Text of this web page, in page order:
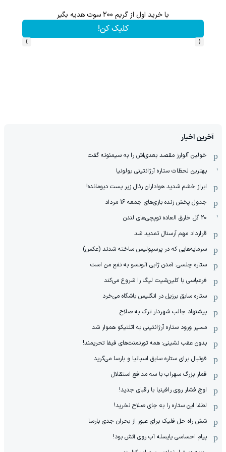
با خرید اول از گریم 200 سوت هدیه بگیر
کلیک کن!
‹
›
آخرین اخبار
خولین آلوارز مقصد بعدی‌اش را به سیمئونه گفت
بهترین لحظات ستاره آرژانتینی بولونیا
ابراز خشم شدید هواداران رئال زیر پست دیومانده!
جدول پخش زنده بازی‌های جمعه 16 مرداد
20 گل خارق العاده توپچی‌های لندن
قرارداد مهم آرسنال تمدید شد
سرمایه‌هایی که در پرسپولیس ساخته شدند (عکس)
ستاره چلسی: آمدن ژابی آلونسو به نفع من است
فرعباسی با کلین‌شیت لیگ را شروع می‌کند
ستاره سابق برزیل در انگلیس باشگاه می‌خرد
پیشنهاد جالب شهردار ترک به صلاح
مسیر ورود ستاره آرژانتینی به اتلتیکو هموار شد
بدون عقب نشینی: همه تورنمنت‌های فیفا تحریمند!
فوتبال برای ستاره سابق اسپانیا و بارسا می‌گرید
قمار بزرگ سهراب با سه مدافع استقلال
اوج فشار روی رافینیا با رقبای جدید!
لطفا این ستاره را به جای صلاح نخرید!
شش راه حل فلیک برای عبور از بحران جدی بارسا
پیام احساسی یایسله آب روی آتش بود!